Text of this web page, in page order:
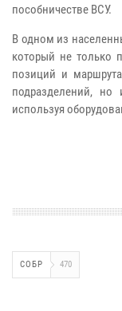
пособничестве ВСУ.
В одном из
который не только
позиций и
подразделений, но
используя
СОБР 470